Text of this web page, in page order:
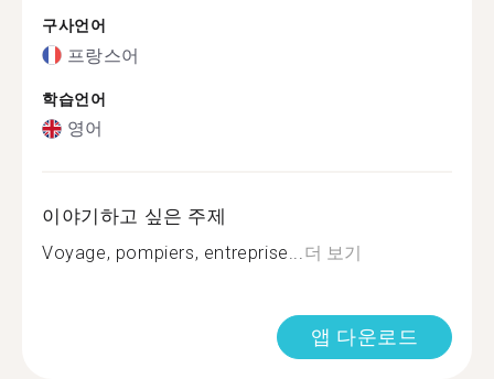
구사언어
프랑스어
학습언어
영어
이야기하고 싶은 주제
Voyage, pompiers, entreprise...더 보기
앱 다운로드